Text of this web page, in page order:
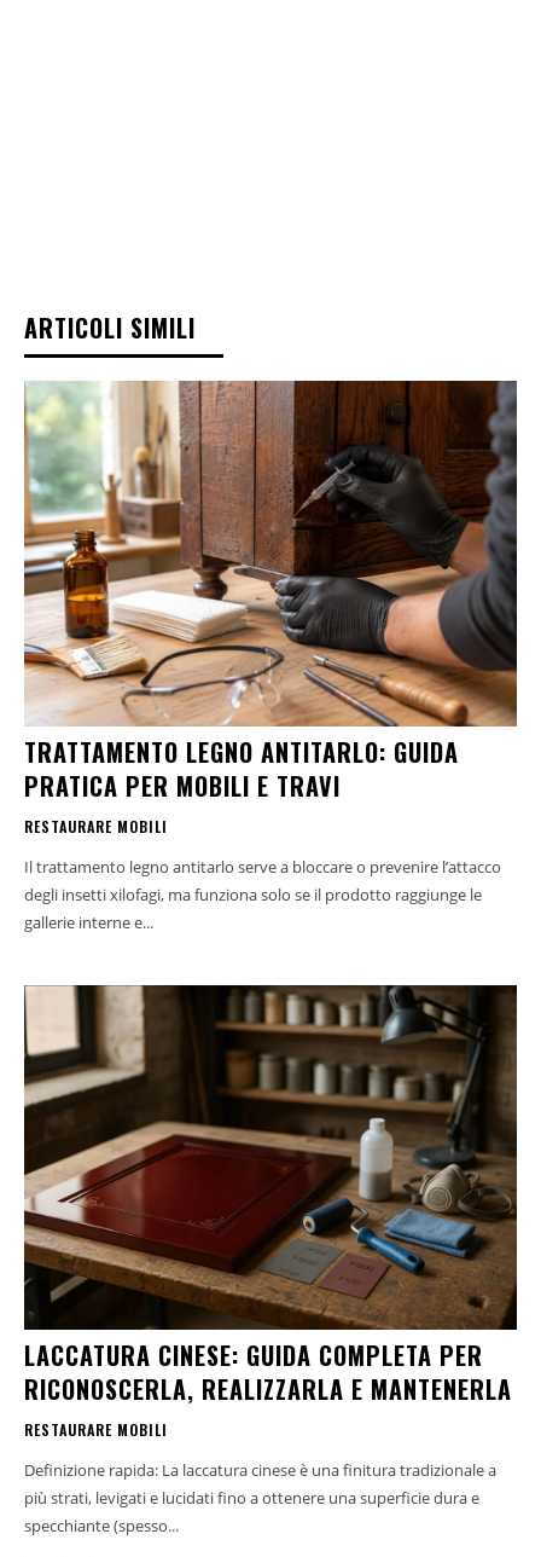
ARTICOLI SIMILI
TRATTAMENTO LEGNO ANTITARLO: GUIDA
PRATICA PER MOBILI E TRAVI
RESTAURARE MOBILI
Il trattamento legno antitarlo serve a bloccare o prevenire l’attacco
degli insetti xilofagi, ma funziona solo se il prodotto raggiunge le
gallerie interne e...
LACCATURA CINESE: GUIDA COMPLETA PER
RICONOSCERLA, REALIZZARLA E MANTENERLA
RESTAURARE MOBILI
Definizione rapida: La laccatura cinese è una finitura tradizionale a
più strati, levigati e lucidati fino a ottenere una superficie dura e
specchiante (spesso...